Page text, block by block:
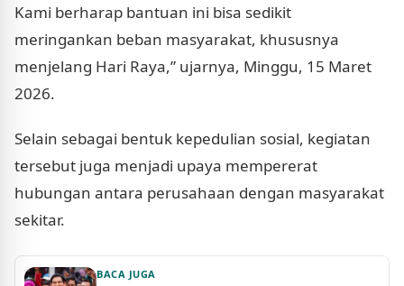
Kami berharap bantuan ini bisa sedikit
meringankan beban masyarakat, khususnya
menjelang Hari Raya,” ujarnya, Minggu, 15 Maret
2026.
Selain sebagai bentuk kepedulian sosial, kegiatan
tersebut juga menjadi upaya mempererat
hubungan antara perusahaan dengan masyarakat
sekitar.
BACA JUGA